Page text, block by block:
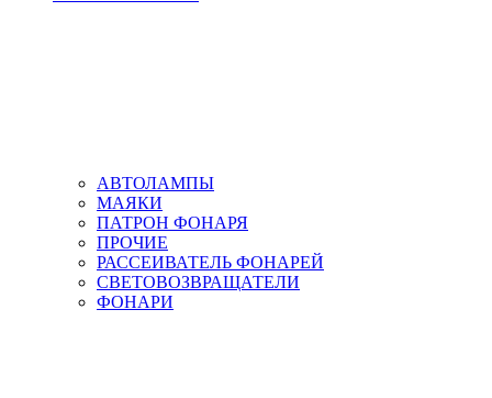
АВТОЛАМПЫ
МАЯКИ
ПАТРОН ФОНАРЯ
ПРОЧИЕ
РАССЕИВАТЕЛЬ ФОНАРЕЙ
СВЕТОВОЗВРАЩАТЕЛИ
ФОНАРИ